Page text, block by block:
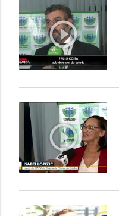
play_circle_outline
play_circle_outline